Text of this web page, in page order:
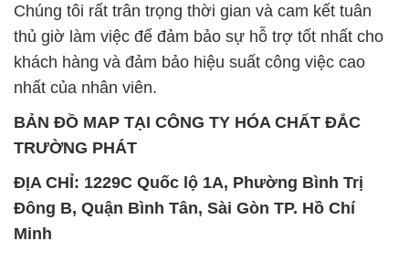
Chúng tôi rất trân trọng thời gian và cam kết tuân
thủ giờ làm việc để đảm bảo sự hỗ trợ tốt nhất cho
khách hàng và đảm bảo hiệu suất công việc cao
nhất của nhân viên.
BẢN ĐỒ MAP TẠI CÔNG TY HÓA CHẤT ĐẮC
TRƯỜNG PHÁT
ĐỊA CHỈ: 1229C Quốc lộ 1A, Phường Bình Trị
Đông B, Quận Bình Tân, Sài Gòn TP. Hồ Chí
Minh